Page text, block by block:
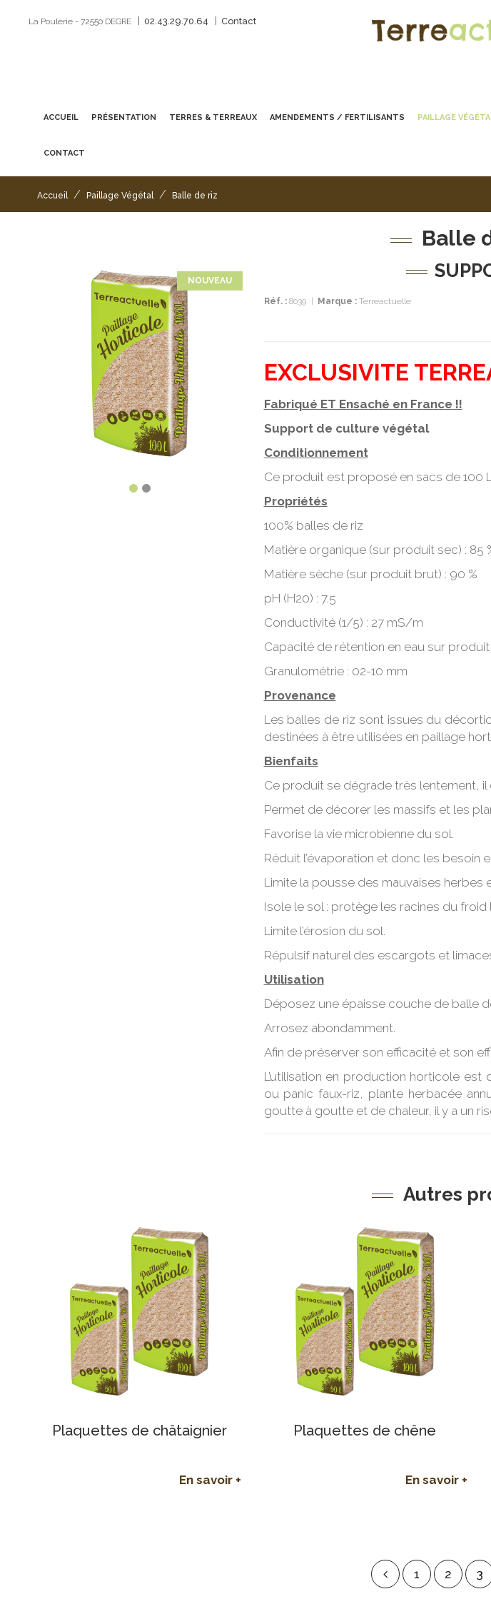
La Poulerie - 72550 DEGRE 02.43.29.70.64 Contact
ACCUEIL PRÉSENTATION TERRES & TERREAUX AMENDEMENTS / FERTILISANTS PAILLAGE
CONTACT
Accueil / Paillage Végétal / Balle de riz
Balle
NOUVEAU
Réf. : 8039 Marque :Terreactuelle
EXCLUSIVITE
Fabriqué ET Ensaché en France !!
Support de culture végétal
Conditionnement
Ce produit est proposé en sacs de 100
Propriétés
100% balles de riz
Matière organique (sur produit sec) : 85
Matière sèche (sur produit brut) : 90 %
pH (H20) : 7.5
Conductivité (1/5) : 27 mS/m
Capacité de rétention en eau sur
Granulométrie : 02-10 mm
Provenance
Les balles de riz sont issues du
destinées à être utilisées en paillage
Bienfaits
Ce produit se dégrade très lentement,
Permet de décorer les massifs et les
Favorise la vie microbienne du sol.
Réduit l’évaporation et donc les besoin
Limite la pousse des mauvaises herbes
Isole le sol : protège les racines du froid
Limite l’érosion du sol.
Répulsif naturel des escargots et
Utilisation
Déposez une épaisse couche de balle
Arrosez abondamment.
Afin de préserver son efficacité et son
L’utilisation en production horticole
ou panic faux-riz, plante herbacée
goutte à goutte et de chaleur, il y a un
Autres
Plaquettes de châtaignier
En savoir +
Plaquettes de chêne
En savoir +
1 2 3